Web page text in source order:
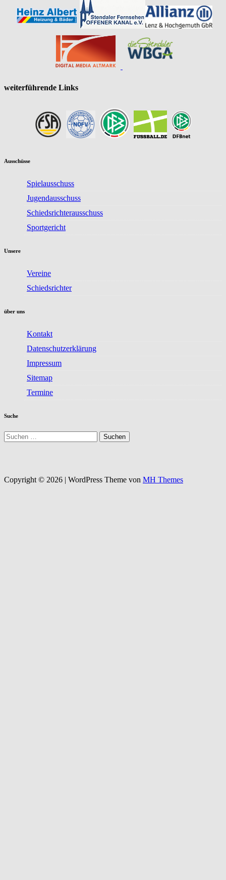
weiterführende Links
Ausschüsse
Spielausschuss
Jugendausschuss
Schiedsrichterausschuss
Sportgericht
Unsere
Vereine
Schiedsrichter
über uns
Kontakt
Datenschutzerklärung
Impressum
Sitemap
Termine
Suche
Suchen
nach:
Copyright © 2026 | WordPress Theme von MH Themes